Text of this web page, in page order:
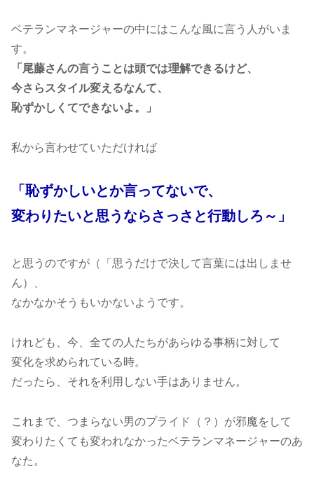
ベテランマネージャーの中にはこんな風に言う人がいま
す。
「尾藤さんの言うことは頭では理解できるけど、
今さらスタイル変えるなんて、
恥ずかしくてできないよ。」
私から言わせていただければ
「恥ずかしいとか言ってないで、
変わりたいと思うならさっさと行動しろ～」
と思うのですが（「思うだけで決して言葉には出しませ
ん）、
なかなかそうもいかないようです。
けれども、今、全ての人たちがあらゆる事柄に対して
変化を求められている時。
だったら、それを利用しない手はありません。
これまで、つまらない男のプライド（？）が邪魔をして
変わりたくても変われなかったベテランマネージャーのあ
なた。